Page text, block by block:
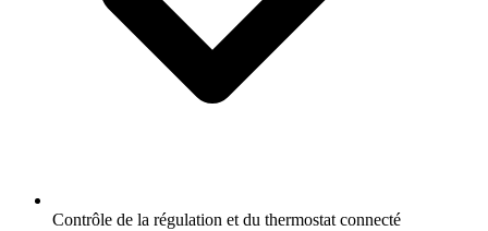
Contrôle de la régulation et du thermostat connecté